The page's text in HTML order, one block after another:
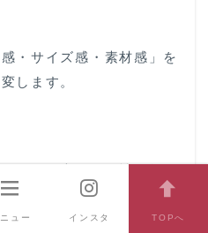
・サイズ感・素材感」を
します。
ンドです。
ニュー インスタ TOPへ